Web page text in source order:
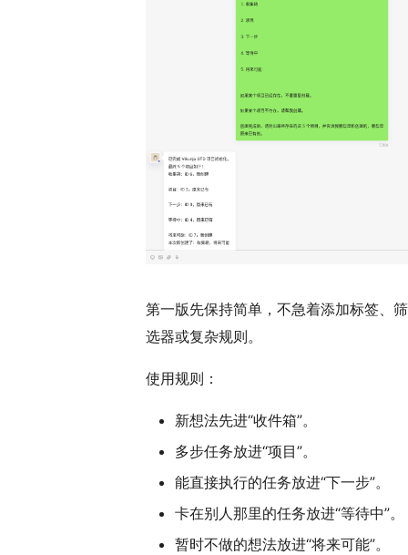
第一版先保持简单，不急着添加标签、筛
选器或复杂规则。
使用规则：
新想法先进“收件箱”。
多步任务放进“项目”。
能直接执行的任务放进“下一步”。
卡在别人那里的任务放进“等待中”。
暂时不做的想法放进“将来可能”。